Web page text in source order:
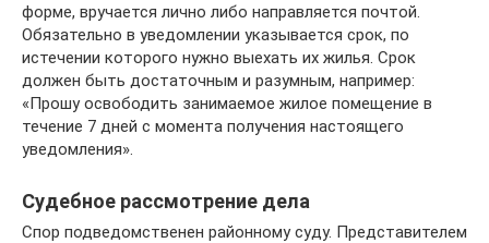
форме, вручается лично либо направляется почтой.
Обязательно в уведомлении указывается срок, по
истечении которого нужно выехать их жилья. Срок
должен быть достаточным и разумным, например:
«Прошу освободить занимаемое жилое помещение в
течение 7 дней с момента получения настоящего
уведомления».
Судебное рассмотрение дела
Спор подведомственен районному суду. Представителем